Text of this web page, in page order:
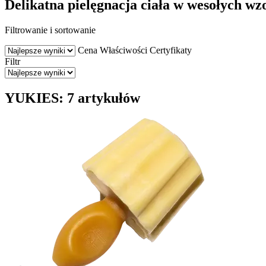
Delikatna pielęgnacja ciała w wesołych
Filtrowanie i sortowanie
Cena Właściwości Certyfikaty
Filtr
YUKIES: 7 artykułów